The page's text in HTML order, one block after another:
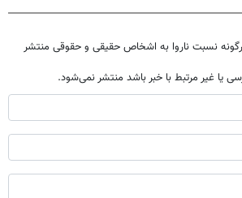
نسبت ناروا به اشخاص حقیقی و حقوقی منتشر
یا غیر مرتبط با خبر باشد منتشر نمی‌شود.